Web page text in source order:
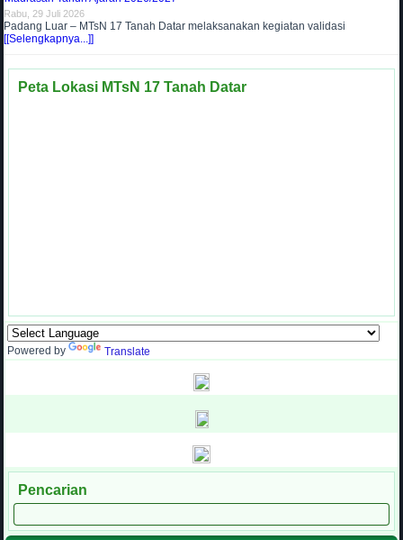
Rabu, 29 Juli 2026
Padang Luar – MTsN 17 Tanah Datar melaksanakan kegiatan validasi
[[Selengkapnya...]]
Peta Lokasi MTsN 17 Tanah Datar
Powered by Translate
Pencarian